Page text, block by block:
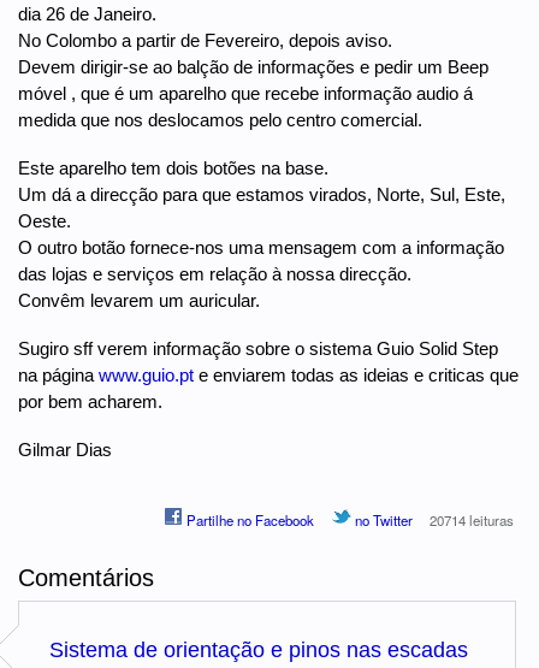
dia 26 de Janeiro.
No Colombo a partir de Fevereiro, depois aviso.
Devem dirigir-se ao balção de informações e pedir um Beep
móvel , que é um aparelho que recebe informação audio á
medida que nos deslocamos pelo centro comercial.
Este aparelho tem dois botões na base.
Um dá a direcção para que estamos virados, Norte, Sul, Este,
Oeste.
O outro botão fornece-nos uma mensagem com a informação
das lojas e serviços em relação à nossa direcção.
Convêm levarem um auricular.
Sugiro sff verem informação sobre o sistema Guio Solid Step
na página www.guio.pt e enviarem todas as ideias e criticas que
por bem acharem.
Gilmar Dias
Partilhe no Facebook no Twitter 20714 leituras
Comentários
Sistema de orientação e pinos nas escadas